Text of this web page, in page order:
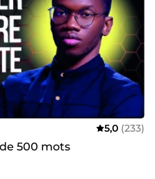
5,0 (233)
500 mots